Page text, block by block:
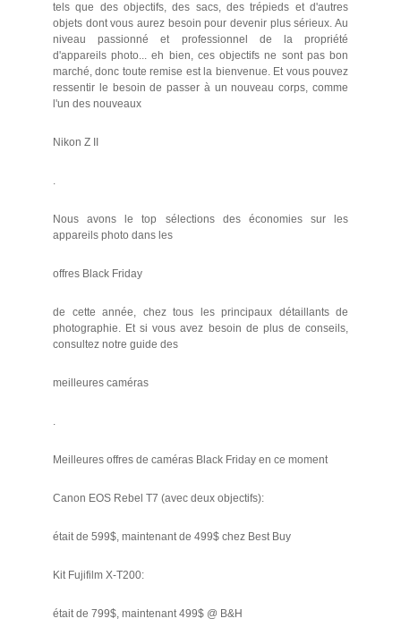
tels que des objectifs, des sacs, des trépieds et d'autres
objets dont vous aurez besoin pour devenir plus sérieux. Au
niveau passionné et professionnel de la propriété
d'appareils photo... eh bien, ces objectifs ne sont pas bon
marché, donc toute remise est la bienvenue. Et vous pouvez
ressentir le besoin de passer à un nouveau corps, comme
l'un des nouveaux
Nikon Z II
.
Nous avons le top sélections des économies sur les
appareils photo dans les
offres Black Friday
de cette année, chez tous les principaux détaillants de
photographie. Et si vous avez besoin de plus de conseils,
consultez notre guide des
meilleures caméras
.
Meilleures offres de caméras Black Friday en ce moment
Canon EOS Rebel T7 (avec deux objectifs):
était de 599$, maintenant de 499$ chez Best Buy
Kit Fujifilm X-T200:
était de 799$, maintenant 499$ @ B&H